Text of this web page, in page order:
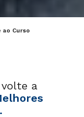
ao Curso
a